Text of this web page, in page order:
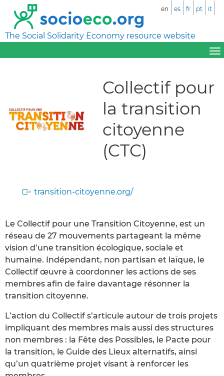
The Social Solidarity Economy resource website
en es fr pt it
Collectif pour
la transition
citoyenne
(CTC)
transition-citoyenne.org/
Le Collectif pour une Transition Citoyenne, est un
réseau de 27 mouvements partageant la même
vision d’une transition écologique, sociale et
humaine. Indépendant, non partisan et laïque, le
Collectif œuvre à coordonner les actions de ses
membres afin de faire davantage résonner la
transition citoyenne.
L’action du Collectif s’articule autour de trois projets
impliquant des membres mais aussi des structures
non membres : la Fête des Possibles, le Pacte pour
la transition, le Guide des Lieux alternatifs, ainsi
qu’un quatrième projet visant à renforcer les